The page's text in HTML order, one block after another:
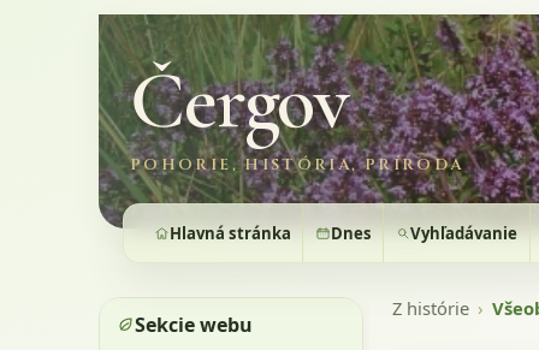
Čergov
POHORIE, HISTÓRIA, PRÍRODA
Hlavná stránka Dnes Vyhľadávanie
Sekcie webu
Z histórie ›